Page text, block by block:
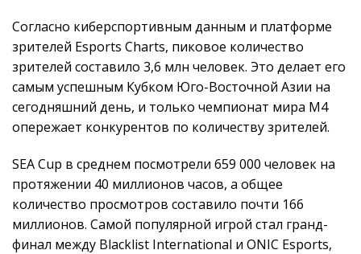
Согласно киберспортивным данным и платформе
зрителей Esports Charts, пиковое количество
зрителей составило 3,6 млн человек. Это делает его
самым успешным Кубком Юго-Восточной Азии на
сегодняшний день, и только чемпионат мира M4
опережает конкурентов по количеству зрителей.
SEA Cup в среднем посмотрели 659 000 человек на
протяжении 40 миллионов часов, а общее
количество просмотров составило почти 166
миллионов. Самой популярной игрой стал гранд-
финал между Blacklist International и ONIC Esports,